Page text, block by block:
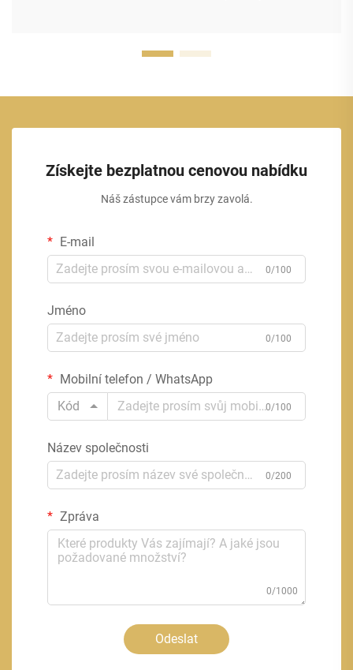
Získejte bezplatnou cenovou nabídku
Náš zástupce vám brzy zavolá.
E-mail
0/100
Jméno
0/100
Mobilní telefon / WhatsApp
Kód
0/100
Název společnosti
0/200
Zpráva
0/1000
Odeslat